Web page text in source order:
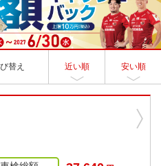
替え 近い順 安い順